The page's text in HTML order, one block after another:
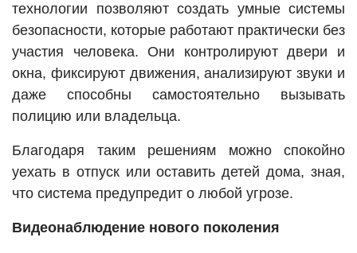
технологии позволяют создать умные системы
безопасности, которые работают практически без
участия человека. Они контролируют двери и
окна, фиксируют движения, анализируют звуки и
даже способны самостоятельно вызывать
полицию или владельца.
Благодаря таким решениям можно спокойно
уехать в отпуск или оставить детей дома, зная,
что система предупредит о любой угрозе.
Видеонаблюдение нового поколения